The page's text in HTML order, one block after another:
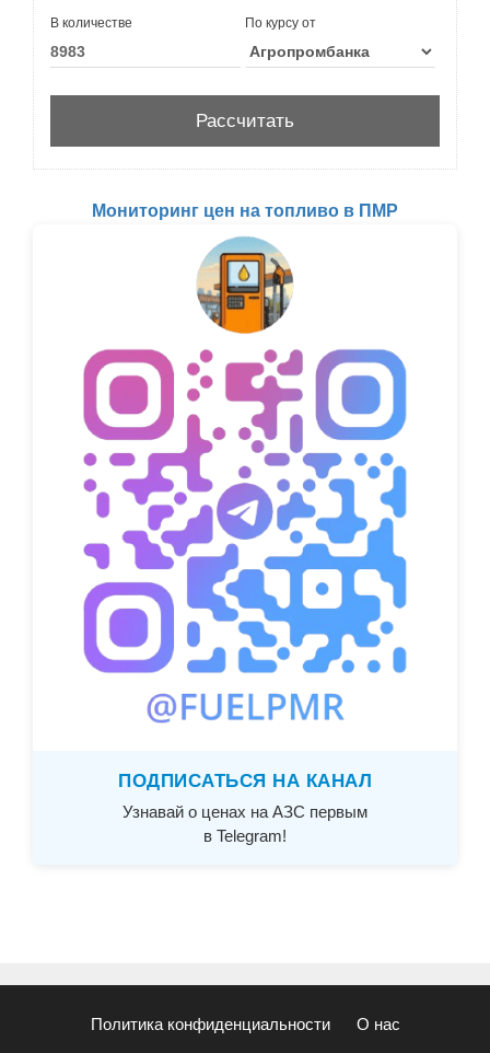
В количестве По курсу от
Мониторинг цен на топливо в ПМР
ПОДПИСАТЬСЯ НА КАНАЛ
Узнавай о ценах на АЗС первым
в Telegram!
Политика конфиденциальности О нас